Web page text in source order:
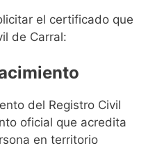
el certificado que
de Carral:
del Registro Civil
oficial que acredita
en territorio